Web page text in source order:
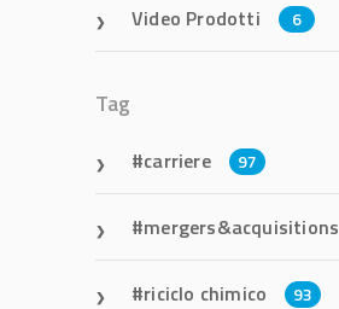
Video Prodotti 6
Tag
carriere 97
mergers&acquisitions
riciclo chimico 93